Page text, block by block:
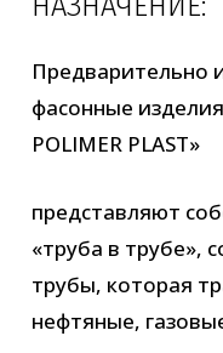
Предварительно
фасонные
POLIMER PLAST»
представляют
«труба в трубе»,
трубы, которая
нефтяные,